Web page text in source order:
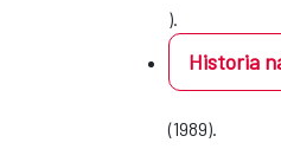
).
Historia
(1989).